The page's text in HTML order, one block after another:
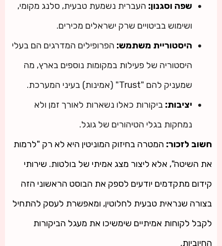
שפה וסגנון: העברית נשמעת טבעית, סלנג מקומי,
ושימוש בביטויים שרק ישראלים מכירים.
היסטוריית משתמש: הפרופילים המדרגים הם בעלי
היסטוריה של פעילות במקומות נוספים בארץ, מה
שמעניק להם "Trust" (אמינות) בעיני המערכת.
יציבות: ביקורות כאלו נשארות לאורך זמן ולא
נמחקות בגלי הטיהורים של גוגל.
חשוב לזכור: המטרה בחיזוק המוניטין היא לא רק "לרמות
את השיטה", אלא ליצור מצג אמיתי של בולטות. שירותי
קידום מתקדמים יודעים לספק את הבוסט הראשוני הזה
בצורה שנראית טבעית לחלוטין, ומאפשרת לעסק להתחיל
לקבל לקוחות אמיתיים שימשיכו את מעגל הביקורות
החיוביות.